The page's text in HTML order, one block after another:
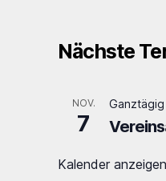
Nächste
NOV.
7
Ganztägig
Kalender anzeigen